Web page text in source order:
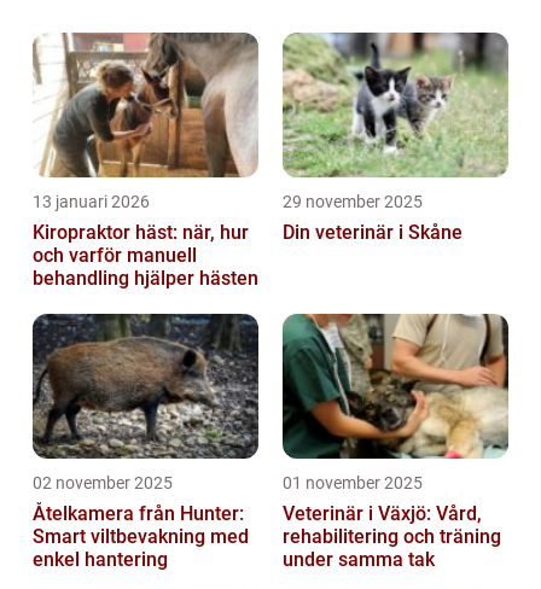
skapa en bra livsmiljö för dem är att tillhan...
13 januari 2026
Kiropraktor häst: när, hur
och varför manuell
behandling hjälper hästen
29 november 2025
Din veterinär i Skåne
02 november 2025
Åtelkamera från Hunter:
Smart viltbevakning med
enkel hantering
01 november 2025
Veterinär i Växjö: Vård,
rehabilitering och träning
under samma tak